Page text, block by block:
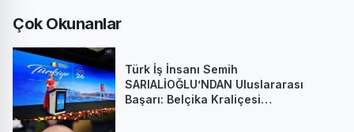
Çok Okunanlar
Türk İş İnsanı Semih
SARIALİOĞLU’NDAN Uluslararası
Başarı: Belçika Kraliçesi